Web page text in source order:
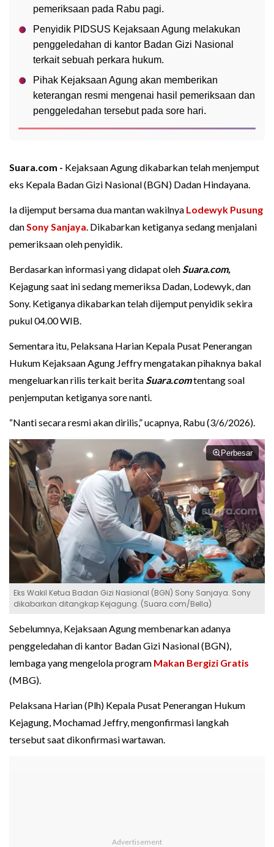
pemeriksaan pada Rabu pagi.
Penyidik PIDSUS Kejaksaan Agung melakukan
penggeledahan di kantor Badan Gizi Nasional
terkait sebuah perkara hukum.
Pihak Kejaksaan Agung akan memberikan
keterangan resmi mengenai hasil pemeriksaan dan
penggeledahan tersebut pada sore hari.
Suara.com - Kejaksaan Agung dikabarkan telah menjemput
eks Kepala Badan Gizi Nasional (BGN) Dadan Hindayana.
Ia dijemput bersama dua mantan wakilnya Lodewyk Pusung
danSony Sanjaya. Dikabarkan ketiganya sedang menjalani
pemeriksaan oleh penyidik.
Berdasarkan informasi yang didapat olehSuara.com,
Kejagung saat ini sedang memeriksa Dadan, Lodewyk, dan
Sony. Ketiganya dikabarkan telah dijemput penyidik sekira
pukul 04.00 WIB.
Sementara itu, Pelaksana Harian Kepala Pusat Penerangan
Hukum Kejaksaan Agung Jeffry mengatakan pihaknya bakal
mengeluarkan rilis terkait beritaSuara.comtentang soal
penjemputan ketiganya sore nanti.
“Nanti secara resmi akan dirilis,” ucapnya, Rabu (3/6/2026).
Perbesar
Eks Wakil Ketua Badan Gizi Nasional (BGN) Sony Sanjaya. Sony
dikabarkan ditangkap Kejagung. (Suara.com/Bella)
Sebelumnya, Kejaksaan Agung membenarkan adanya
penggeledahan di kantor Badan Gizi Nasional (BGN),
lembaga yang mengelola program Makan Bergizi Gratis
(MBG).
Pelaksana Harian (Plh) Kepala Pusat Penerangan Hukum
Kejagung, Mochamad Jeffry, mengonfirmasi langkah
tersebut saat dikonfirmasi wartawan.